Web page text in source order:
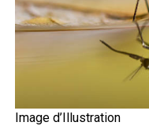
Image d’Illustration